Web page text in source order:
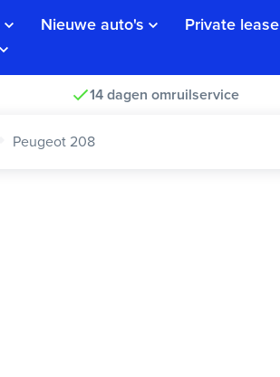
Nieuwe auto's Private lease
14 dagen omruilservice
Peugeot 208